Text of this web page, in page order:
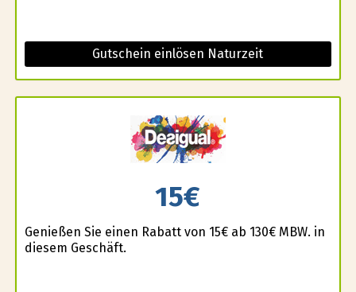
Gutschein einlösen Naturzeit
15€
Genießen Sie einen Rabatt von 15€ ab 130€ MBW. in
diesem Geschäft.